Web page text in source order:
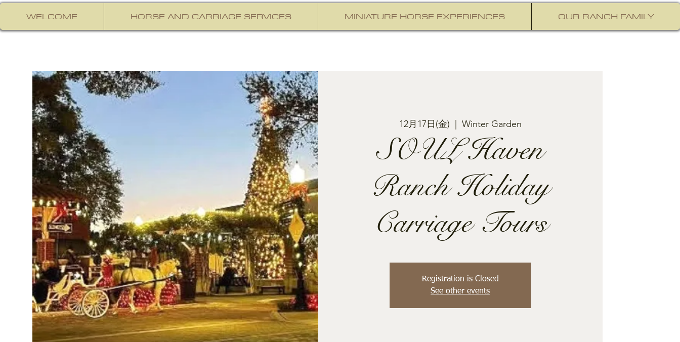
WELCOME HORSE AND CARRIAGE SERVICES MINIATURE HORSE EXPERIENCES OUR RANCH FAMILY
12月17日(金) Winter Garden
SOUL Haven
Ranch Holiday
Carriage Tours
Registration is Closed
See other events